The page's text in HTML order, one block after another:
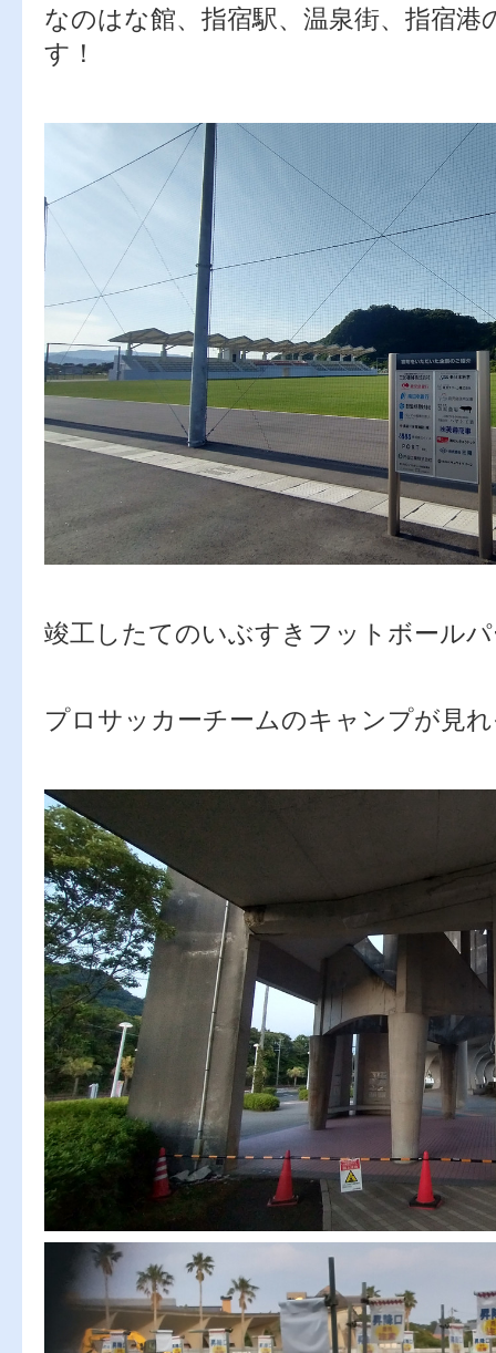
なのはな館、指宿駅、温泉街、指宿
す！
竣工したてのいぶすきフットボール
プロサッカーチームのキャンプが見